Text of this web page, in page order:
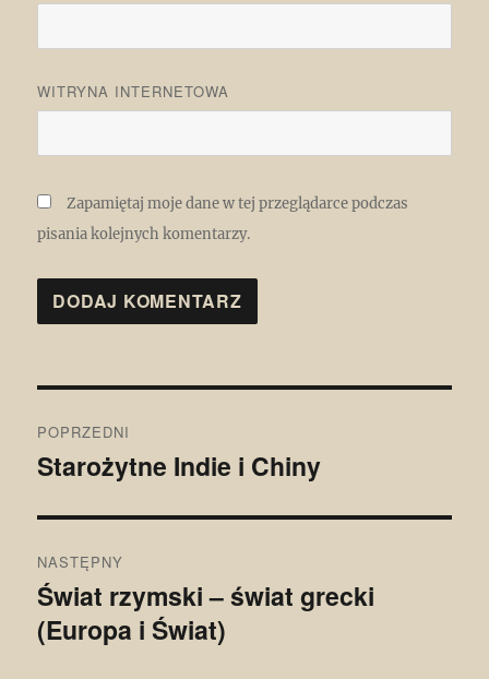
WITRYNA INTERNETOWA
Zapamiętaj moje dane w tej przeglądarce podczas
pisania kolejnych komentarzy.
wpisu
POPRZEDNI
Poprzedni
Starożytne Indie i Chiny
NASTĘPNY
Następny
wpis:
Świat rzymski – świat grecki
(Europa i Świat)